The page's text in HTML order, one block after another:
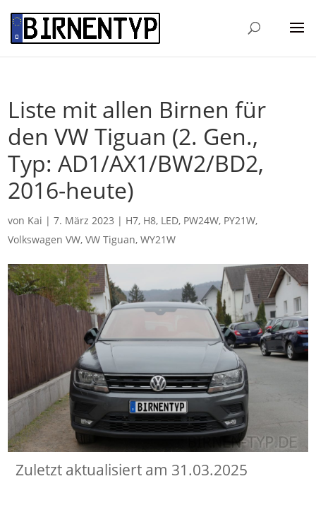
Liste mit allen Birnen für
den VW Tiguan (2. Gen.,
Typ: AD1/AX1/BW2/BD2,
2016-heute)
von Kai |7. März 2023 | H7, H8, LED, PW24W, PY21W,
Volkswagen VW,VW Tiguan,WY21W
Zuletzt aktualisiert am 31.03.2025